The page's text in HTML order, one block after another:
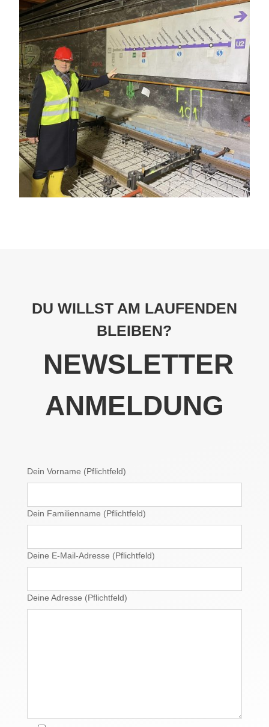
DU WILLST AM LAUFENDEN
BLEIBEN?
NEWSLETTER
ANMELDUNG
Dein Vorname (Pflichtfeld)
Dein Familienname (Pflichtfeld)
Deine E-Mail-Adresse (Pflichtfeld)
Deine Adresse (Pflichtfeld)